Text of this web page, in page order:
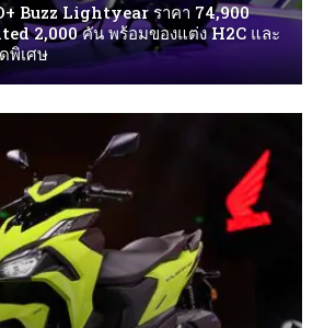
Buzz Lightyear ราคา 74,900
2,000 คัน พร้อมของแต่ง H2C และ
พิเศษ